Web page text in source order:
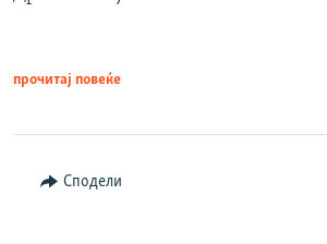
прочитај повеќе
Сподели